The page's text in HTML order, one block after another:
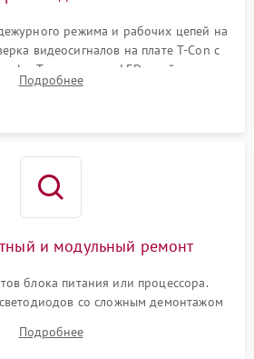
режима и рабочих цепей на
видеосигналов на плате T-Con с
Тестирование LED-драйвера и
подсветки мультиметром.
Подробнее
и модульный ремонт
блока питания или процессора.
со сложным демонтажом
поврежденных дорожек,
памяти EEPROM
Подробнее